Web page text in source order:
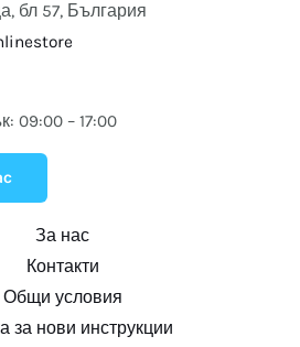
бл 57, България
09:00 – 17:00
За нас
Контакти
Общи условия
за нови инструкции